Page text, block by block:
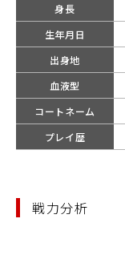
身長
生年月日
出身地
血液型
コートネーム
プレイ歴
戦力分析